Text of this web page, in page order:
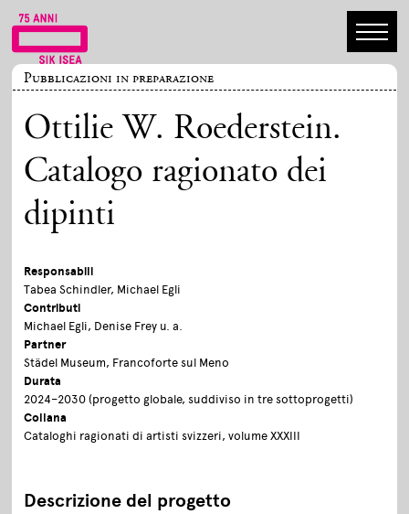
Pubblicazioni in preparazione
Ottilie W. Roederstein.
Catalogo ragionato dei
dipinti
Responsabili
Tabea Schindler, Michael Egli
Contributi
Michael Egli, Denise Frey u. a.
Partner
Städel Museum, Francoforte sul Meno
Durata
2024–2030 (progetto globale, suddiviso in tre sottoprogetti)
Collana
Cataloghi ragionati di artisti svizzeri, volume XXXIII
Descrizione del progetto